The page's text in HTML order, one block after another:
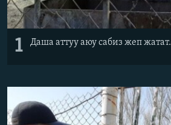
1 Даша аттуу аюу сабиз жеп жатат.